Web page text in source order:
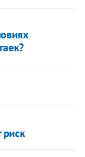
риск